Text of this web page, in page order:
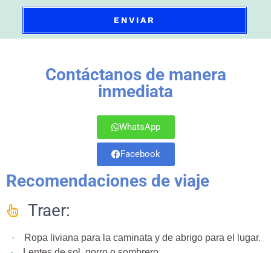
ENVIAR
Contáctanos de manera
inmediata
WhatsApp
Facebook
Traer:
Recomendaciones de viaje
·
Ropa liviana para la caminata y de abrigo para el lugar.